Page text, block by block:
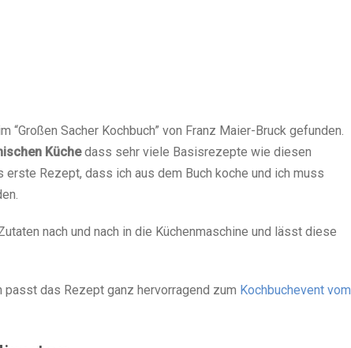
“Großen Sacher Kochbuch” von Franz Maier-Bruck gefunden.
Küchedass sehr viele Basisrezepte wie diesen
Rezept, dass ich aus dem Buch koche und ich muss
nach und nach in die Küchenmaschine und lässt diese
das Rezept ganz hervorragend zum Kochbuchevent vom